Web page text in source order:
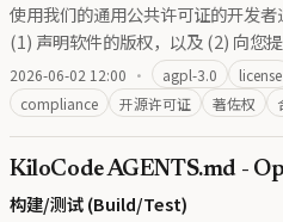
使用我们的通用公共许可证的开发者
(1) 声明软件的版权，以及 (2) 向您
2026-06-02 12:00 · agpl-3.0 license
compliance
开源许可证 著佐权
KiloCode AGENTS.md -
构建/测试 (Build/Test)